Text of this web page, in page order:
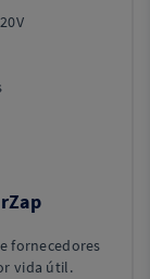
fornecedores
vida útil.